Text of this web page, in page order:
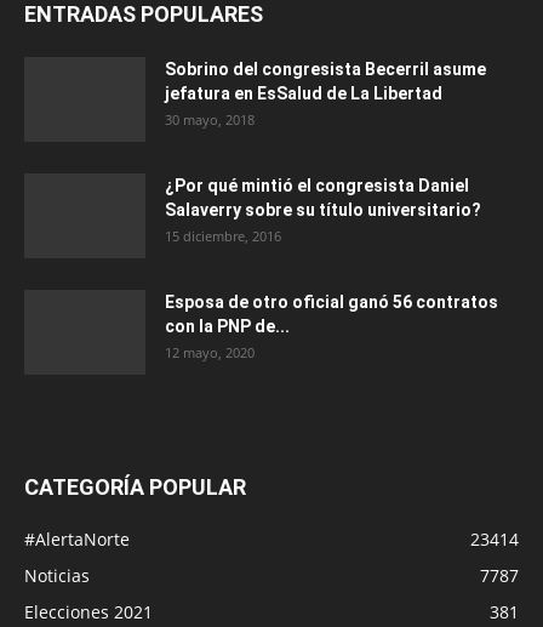
ENTRADAS POPULARES
Sobrino del congresista Becerril asume
jefatura en EsSalud de La Libertad
30 mayo, 2018
¿Por qué mintió el congresista Daniel
Salaverry sobre su título universitario?
15 diciembre, 2016
Esposa de otro oficial ganó 56 contratos
con la PNP de...
12 mayo, 2020
CATEGORÍA POPULAR
#AlertaNorte
23414
Noticias
7787
Elecciones 2021
381